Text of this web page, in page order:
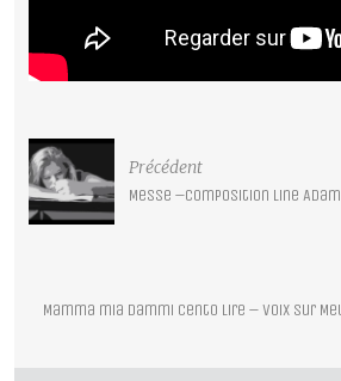
Précédent
Messe –Composition Line Adam